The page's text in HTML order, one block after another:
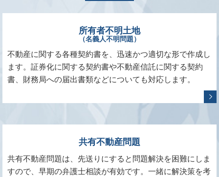
所有者不明土地
（名義人不明問題）
不動産に関する各種契約書を、迅速かつ適切な形で作成し
ます。証券化に関する契約書や不動産信託に関する契約
書、財務局への届出書類などについても対応します。
共有不動産問題
共有不動産問題は、先送りにすると問題解決を困難にしま
すので、早期の弁護士相談が有効です。一緒に解決策を考